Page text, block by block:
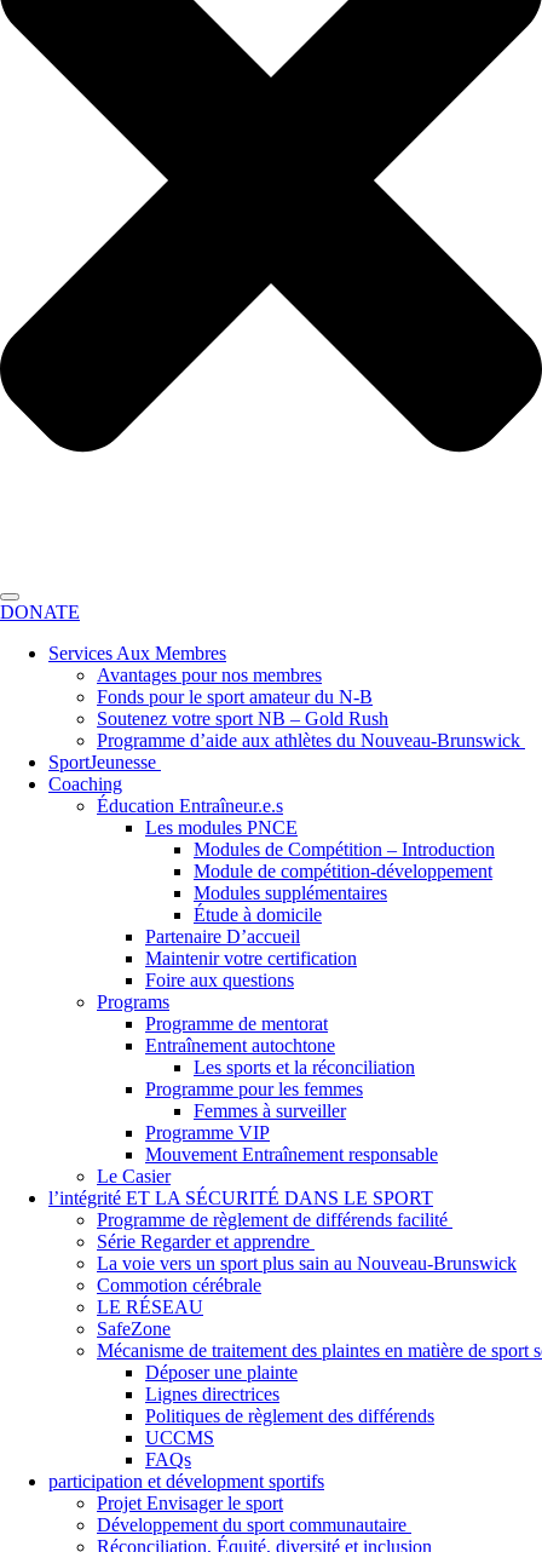
DONATE
Services Aux Membres
Avantages pour nos membres
Fonds pour le sport amateur du N-B
Soutenez votre sport NB – Gold Rush
Programme d’aide aux athlètes du Nouveau-Brunswick
SportJeunesse
Coaching
Éducation Entraîneur.e.s
Les modules PNCE
Modules de Compétition – Introduction
Module de compétition-développement
Modules supplémentaires
Étude à domicile
Partenaire D’accueil
Maintenir votre certification
Foire aux questions
Programs
Programme de mentorat
Entraînement autochtone
Les sports et la réconciliation
Programme pour les femmes
Femmes à surveiller
Programme VIP
Mouvement Entraînement responsable
Le Casier
l’intégrité ET LA SÉCURITÉ DANS LE SPORT
Programme de règlement de différends facilité
Série Regarder et apprendre
La voie vers un sport plus sain au Nouveau-Brunswick
Commotion cérébrale
LE RÉSEAU
SafeZone
Mécanisme de traitement des plaintes en matière de
Déposer une plainte
Lignes directrices
Politiques de règlement des différends
UCCMS
FAQs
participation et dévelopment sportifs
Projet Envisager le sport
Développement du sport communautaire
Réconciliation, Équité, diversité et inclusion